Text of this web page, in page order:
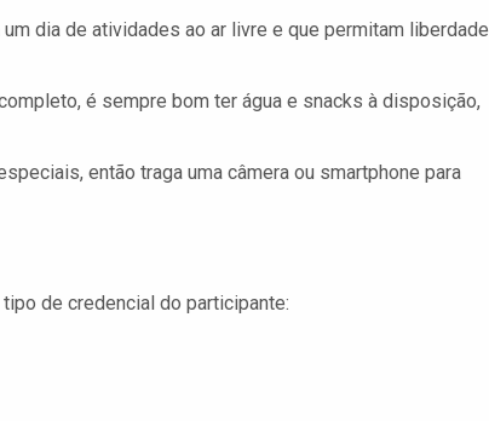
dia de atividades ao ar livre e que permitam liberdade
é sempre bom ter água e snacks à disposição,
então traga uma câmera ou smartphone para
de credencial do participante: